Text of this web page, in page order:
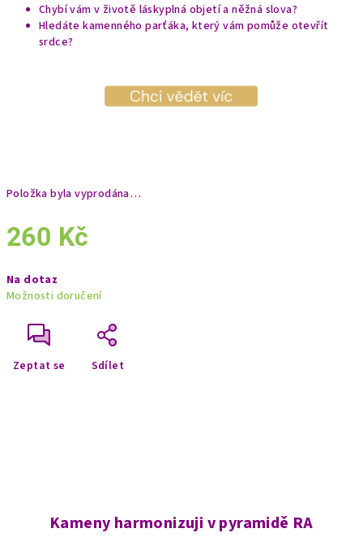
Chybí vám v životě láskyplná objetí a něžná slova?
Hledáte kamenného parťáka, který vám pomůže otevřít
srdce?
Položka byla vyprodána…
260 Kč
cena:
Na dotaz
Možnosti doručení
Zeptat se Sdílet
Kameny harmonizuji v pyramidě RA